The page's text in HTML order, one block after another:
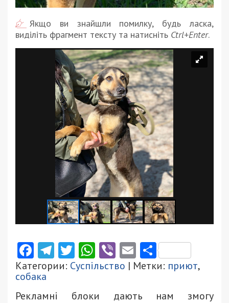
Якщо ви знайшли помилку, будь ласка,
виділіть фрагмент тексту та натисніть Ctrl+Enter.
Facebook
Telegram
Twitter
WhatsApp
ViberEmail
Категории: Суспільство | Метки: приют,
собака
Рекламні блоки дають нам змогу